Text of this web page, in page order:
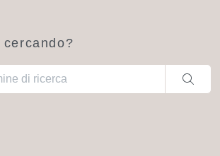
del completamento automatico